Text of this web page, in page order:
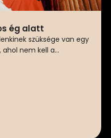
ég alatt
szüksége van egy
nem kell a...